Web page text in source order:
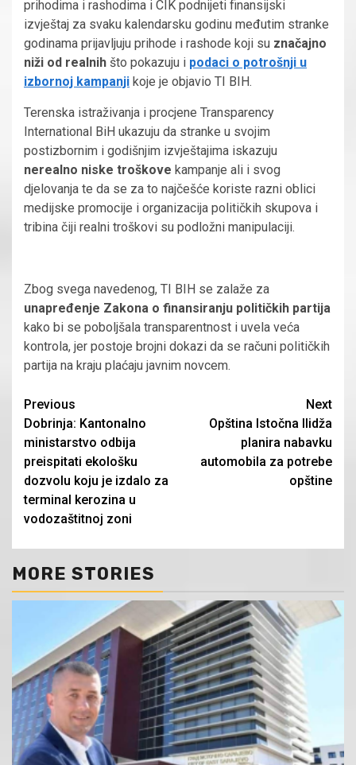
prihodima i rashodima i CIK podnijeti finansijski
izvještaj za svaku kalendarsku godinu međutim stranke
godinama prijavljuju prihode i rashode koji su značajno
niži od realnih što pokazuju i podaci o potrošnji u
izbornoj kampanji koje je objavio TI BIH.
Terenska istraživanja i procjene Transparency
International BiH ukazuju da stranke u svojim
postizbornim i godišnjim izvještajima iskazuju
nerealno niske troškove kampanje ali i svog
djelovanja te da se za to najčešće koriste razni oblici
medijske promocije i organizacija političkih skupova i
tribina čiji realni troškovi su podložni manipulaciji.
Zbog svega navedenog, TI BIH se zalaže za
unapređenje Zakona o finansiranju političkih partija
kako bi se poboljšala transparentnost i uvela veća
kontrola, jer postoje brojni dokazi da se računi političkih
partija na kraju plaćaju javnim novcem.
Continue
Reading
Previous
Dobrinja: Kantonalno
ministarstvo odbija
preispitati ekološku
dozvolu koju je izdalo za
terminal kerozina u
vodozaštitnoj zoni
Next
Opština Istočna Ilidža
planira nabavku
automobila za potrebe
opštine
MORE STORIES